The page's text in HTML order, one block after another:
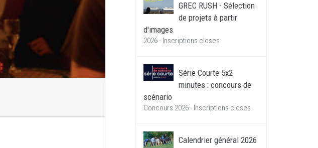
GREC RUSH - Sélection
de projets à partir
d'images
2026 - Inscriptions closes
Série Courte 5x2
minutes : concours de
scénario
Concours 2026 - Inscriptions closes
Calendrier général 2026